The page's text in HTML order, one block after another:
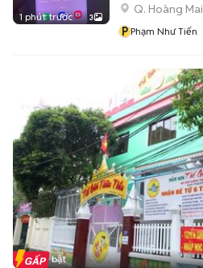
1 phút trước 3
Q. Hoàng Mai
P Phạm Như Tiến
Tin nổi bật